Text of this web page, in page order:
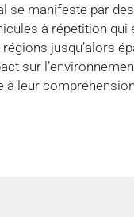
se manifeste par
à répétition qui
jusqu’alors
sur
à leur